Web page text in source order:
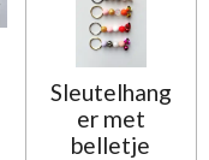
Sleutelhang
er met
belletje